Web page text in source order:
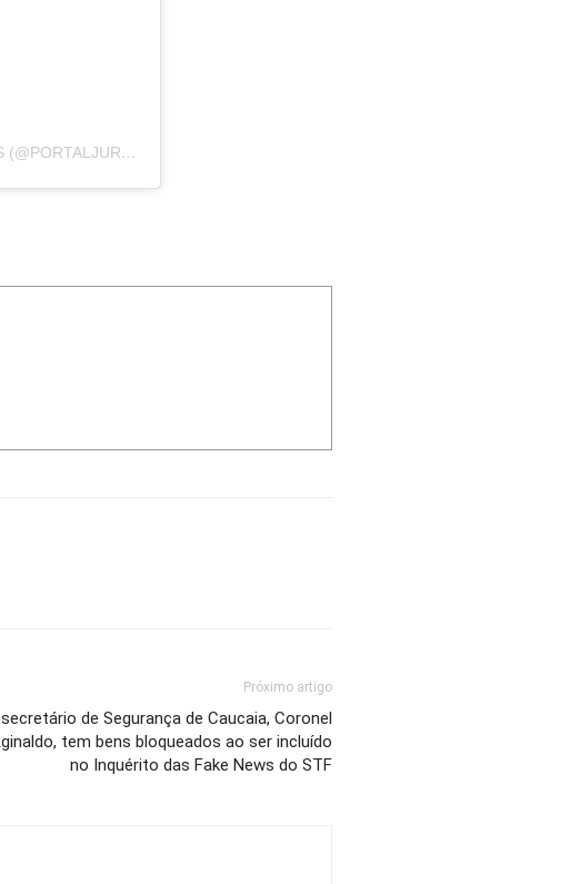
UMA PUBLICAÇÃO COMPARTILHADA POR JUREMA NEWS (@PORTALJUREMANEWS)
Próximo artigo
de Segurança de Caucaia, Coronel
tem bens bloqueados ao ser incluído
no Inquérito das Fake News do STF